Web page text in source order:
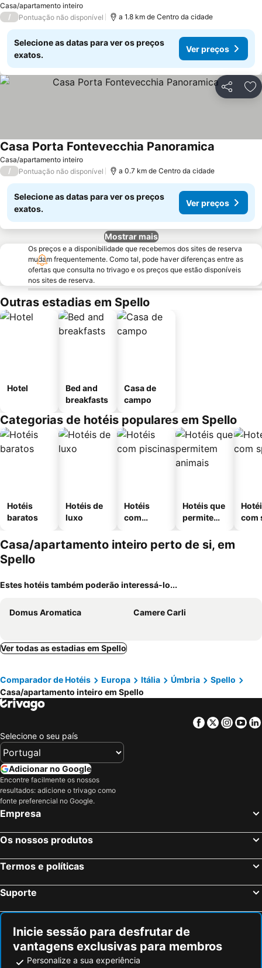
Casa/apartamento inteiro
/ Pontuação não disponível a 1.8 km de Centro da cidade
Selecione as datas para ver os preços
exatos.
Ver preços
Partilhar
Casa/apartamento inteiro
Casa Porta Fontevecchia Panoramica
/ Pontuação não disponível a 0.7 km de Centro da cidade
Selecione as datas para ver os preços
exatos.
Ver preços
Mostrar mais
Os preços e a disponibilidade que recebemos dos sites de reserva
mudam frequentemente. Como tal, pode haver diferenças entre as
ofertas que consulta no trivago e os preços que estão disponíveis
nos sites de reserva.
Outras estadias em Spello
Hotel
Bed and
breakfasts
Casa de
campo
Categorias de hotéis populares em Spello
Hotéis
baratos
Hotéis de
luxo
Hotéis
com
Hotéis que
permitem
com
Casa/apartamento inteiro perto de si, em
Spello
Estes hotéis também poderão interessá-lo...
Domus Aromatica Camere Carli
Ver todas as estadias em Spello
Comparador de Hotéis Europa Itália Úmbria
Spello
Casa/apartamento inteiro em Spello
Facebook
Twitter
Selecione o seu país
Adicionar no Google
Encontre facilmente os nossos
resultados: adicione o trivago como
fonte preferencial no Google.
Empresa
Os nossos produtos
Termos e políticas
Suporte
Inicie sessão para desfrutar de
vantagens exclusivas para membros
Personalize a sua experiência